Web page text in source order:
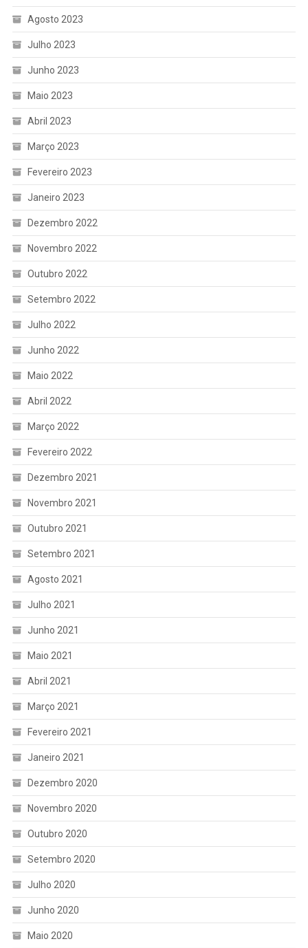
Agosto 2023
Julho 2023
Junho 2023
Maio 2023
Abril 2023
Março 2023
Fevereiro 2023
Janeiro 2023
Dezembro 2022
Novembro 2022
Outubro 2022
Setembro 2022
Julho 2022
Junho 2022
Maio 2022
Abril 2022
Março 2022
Fevereiro 2022
Dezembro 2021
Novembro 2021
Outubro 2021
Setembro 2021
Agosto 2021
Julho 2021
Junho 2021
Maio 2021
Abril 2021
Março 2021
Fevereiro 2021
Janeiro 2021
Dezembro 2020
Novembro 2020
Outubro 2020
Setembro 2020
Julho 2020
Junho 2020
Maio 2020